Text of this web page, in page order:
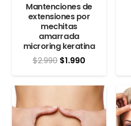
Mantenciones de
extensiones por
mechitas
amarrada
microring keratina
$2.990 El
precio
original
$2.990.
$1.990
precio
actual
$1.990.